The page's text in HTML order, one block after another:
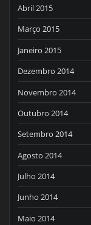
Abril 2015
Março 2015
Janeiro 2015
Dezembro 2014
Novembro 2014
Outubro 2014
Setembro 2014
Agosto 2014
Julho 2014
Junho 2014
Maio 2014